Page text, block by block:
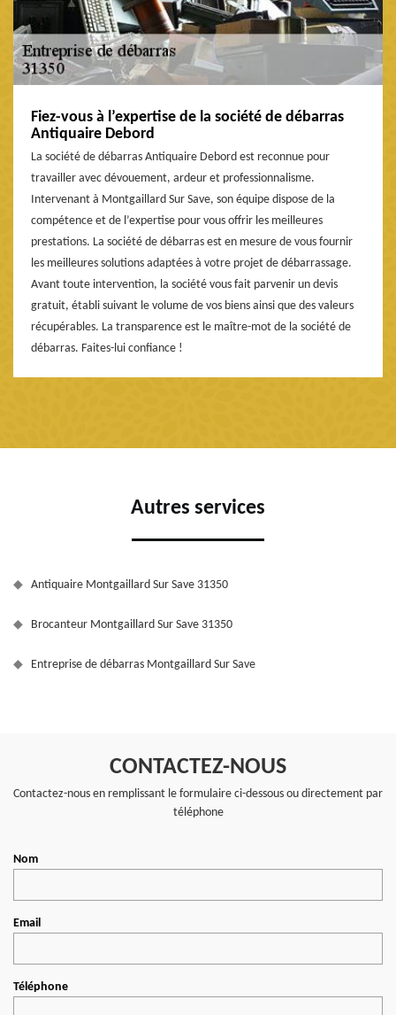
Fiez-vous à l’expertise de la société de débarras
Antiquaire Debord
La société de débarras Antiquaire Debord est reconnue pour
travailler avec dévouement, ardeur et professionnalisme.
Intervenant à Montgaillard Sur Save, son équipe dispose de la
compétence et de l’expertise pour vous offrir les meilleures
prestations. La société de débarras est en mesure de vous fournir
les meilleures solutions adaptées à votre projet de débarrassage.
Avant toute intervention, la société vous fait parvenir un devis
gratuit, établi suivant le volume de vos biens ainsi que des valeurs
récupérables. La transparence est le maître-mot de la société de
débarras. Faites-lui confiance !
Autres services
Antiquaire Montgaillard Sur Save 31350
Brocanteur Montgaillard Sur Save 31350
Entreprise de débarras Montgaillard Sur Save
CONTACTEZ-NOUS
Contactez-nous en remplissant le formulaire ci-dessous ou directement par
téléphone
Nom
Email
Téléphone